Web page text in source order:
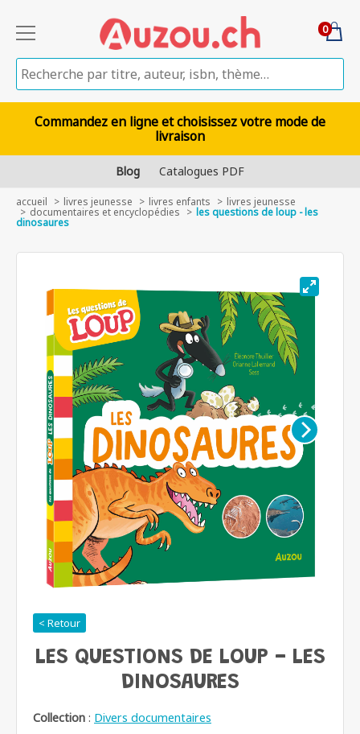
0
Commandez en ligne et choisissez votre mode de
livraison
Blog Catalogues PDF
accueil livres jeunesse livres enfants livres jeunesse
documentaires et encyclopédies les questions de loup - les
dinosaures
< Retour
LES QUESTIONS DE LOUP - LES
DINOSAURES
Collection : Divers documentaires